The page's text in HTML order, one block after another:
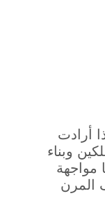
أرادت
وبناء
مواجهة
المرن